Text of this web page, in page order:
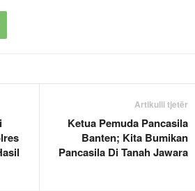
Artikulli tjetër
Ketua Pemuda Pancasila
Banten; Kita Bumikan
Pancasila Di Tanah Jawara